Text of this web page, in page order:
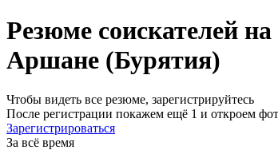
Резюме соискателей
Аршане (Бурятия)
Чтобы видеть все резюме, зарегистрируйтесь
После регистрации покажем ещё 1 и откроем
Зарегистрироваться
За всё время